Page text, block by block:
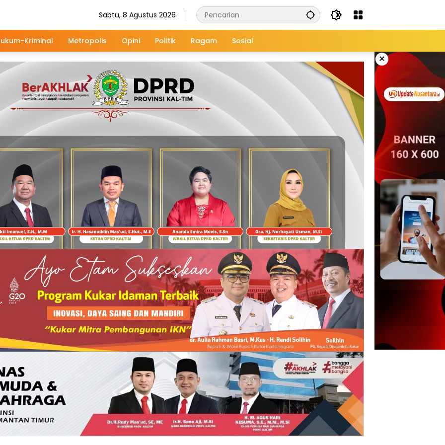
Sabtu, 8 Agustus 2026
Kriminal Metropolis Opini Politik Ragam Sosial
×